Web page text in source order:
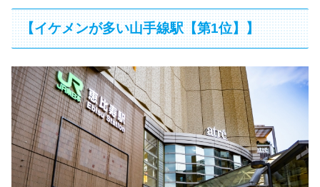
【イケメンが多い山手線駅【第1位】】